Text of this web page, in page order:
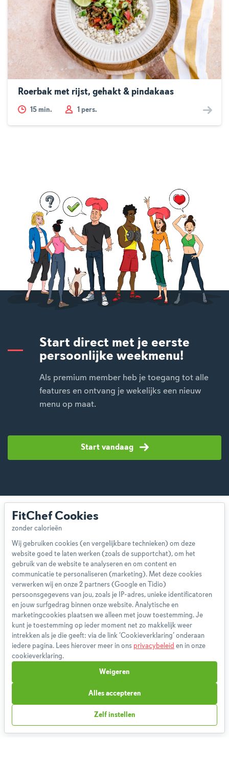
Roerbak met rijst, gehakt & pindakaas
15 min. 1 pers.
Start direct met je eerste
persoonlijke weekmenu!
Als premium member heb je toegang tot alle
features en ontvang je wekelijks een nieuw
menu op maat.
Start vandaag
Over ons
Team
App
Blog
Disclaimer
Gebruikersvoorwaarden
Methodologie
Privacybeleid
Cookieverklaring
Betaalmethoden
Klachtenprocedure
Partnerprogramma
FitChef Cookies
Wij gebruiken cookies (en vergelijkbare technieken) om deze
website goed te laten werken (zoals de supportchat), om het
gebruik van de website te analyseren en om content en
communicatie te personaliseren (marketing). Met deze cookies
verwerken wij en onze 2 partners (Google en Tidio)
persoonsgegevens van jou, zoals je IP-adres, unieke identificatoren
en jouw surfgedrag binnen onze website. Analytische en
marketingcookies plaatsen we alleen met jouw toestemming. Je
kunt je toestemming op ieder moment net zo makkelijk weer
intrekken als je die geeft: via de link ‘Cookieverklaring’ onderaan
iedere pagina. Lees hierover meer in ons privacybeleid en in onze
cookieverklaring.
Zelf instellen
Weigeren
Alles accepteren